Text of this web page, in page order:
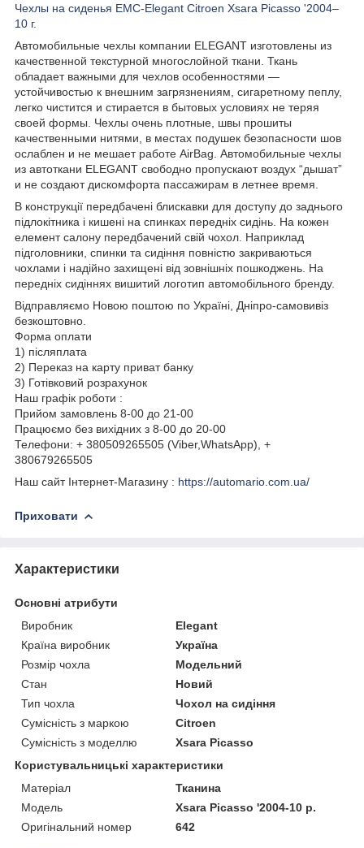
Чехлы на сиденья EMC-Elegant Citroen Xsara Picasso '2004–
10 г.
Автомобильные чехлы компании ELEGANT изготовлены из
качественной текстурной многослойной ткани. Ткань
обладает важными для чехлов особенностями —
устойчивостью к внешним загрязнениям, сигаретному пеплу,
легко чистится и стирается в бытовых условиях не теряя
своей формы. Чехлы очень плотные, швы прошиты
качественными нитями, в местах подушек безопасности шов
ослаблен и не мешает работе AirBag. Автомобильные чехлы
из автоткани ELEGANT свободно пропускают воздух “дышат”
и не создают дискомфорта пассажирам в летнее время.
В конструкції передбачені блискавки для доступу до заднього
підлокітника і кишені на спинках передніх сидінь. На кожен
елемент салону передбачений свій чохол. Наприклад
підголовники, спинки та сидіння повністю закриваються
чохлами і надійно захищені від зовнішніх пошкоджень. На
передніх сидіннях вишитий логотип автомобільного бренду.
Відправляємо Новою поштою по Україні, Дніпро-самовивіз
безкоштовно.
Форма оплати
1) післяплата
2) Переказ на карту приват банку
3) Готівковий розрахунок
Наш графік роботи :
Прийом замовлень 8-00 до 21-00
Працюємо без вихідних з 8-00 до 20-00
Телефони: + 380509265505 (Viber,WhatsApp), +
380679265505
Наш сайт Інтернет-Магазину : https://automario.com.ua/
Приховати
Характеристики
Основні атрибути
Виробник
Elegant
Країна виробник
Україна
Розмір чохла
Модельний
Стан
Новий
Тип чохла
Чохол на сидіння
Сумісність з маркою
Citroen
Сумісність з моделлю
Xsara Picasso
Користувальницькі характеристики
Матеріал
Тканина
Модель
Xsara Picasso '2004-10 р.
Оригінальний номер
642